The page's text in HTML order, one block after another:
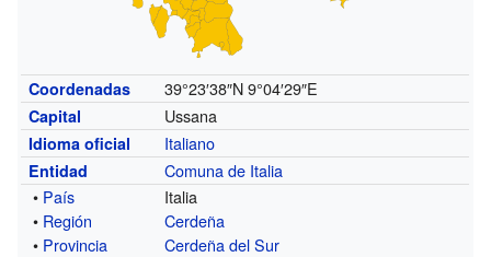
Coordenadas 39°23′38″N 9°04′29″E
Capital Ussana
Idioma oficial Italiano
Entidad
Comuna de Italia
• País
Italia
• Región
Cerdeña
• Provincia Cerdeña del Sur